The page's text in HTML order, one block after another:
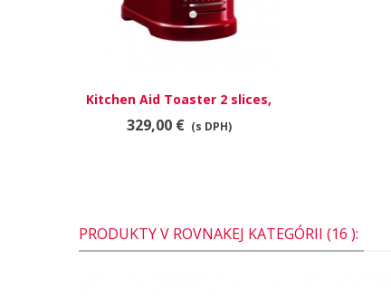
Kitchen Aid Toaster 2 slices,
červená metalíza
329,00 € (s DPH)
PRODUKTY V ROVNAKEJ KATEGÓRII (16 ):